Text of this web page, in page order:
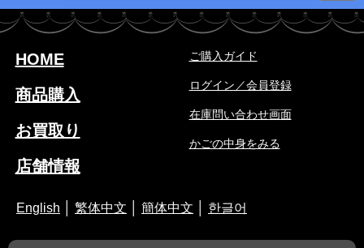
HOME
商品購入
お買取り
店舗情報
ご購入ガイド
ログイン／会員登録
在庫問い合わせ画面
かごの中身をみる
English 繁体中文 簡体中文 한글어